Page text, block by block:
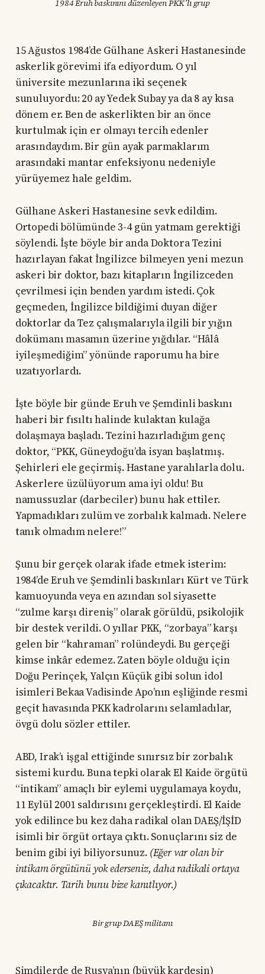
1984 Eruh baskınını düzenleyen PKK’lı grup
15 Ağustos 1984’de Gülhane Askeri Hastanesinde
askerlik görevimi ifa ediyordum. O yıl
üniversite mezunlarına iki seçenek
sunuluyordu: 20 ay Yedek Subay ya da 8 ay kısa
dönem er. Ben de askerlikten bir an önce
kurtulmak için er olmayı tercih edenler
arasındaydım. Bir gün ayak parmaklarım
arasındaki mantar enfeksiyonu nedeniyle
yürüyemez hale geldim.
Gülhane Askeri Hastanesine sevk edildim.
Ortopedi bölümünde 3-4 gün yatmam gerektiği
söylendi. İşte böyle bir anda Doktora Tezini
hazırlayan fakat İngilizce bilmeyen yeni mezun
askeri bir doktor, bazı kitapların İngilizceden
çevrilmesi için benden yardım istedi. Çok
geçmeden, İngilizce bildiğimi duyan diğer
doktorlar da Tez çalışmalarıyla ilgili bir yığın
dokümanı masamın üzerine yığdılar. “Hâlâ
iyileşmediğim” yönünde raporumu ha bire
uzatıyorlardı.
İşte böyle bir günde Eruh ve Şemdinli baskını
haberi bir fısıltı halinde kulaktan kulağa
dolaşmaya başladı. Tezini hazırladığım genç
doktor, “PKK, Güneydoğu’da isyan başlatmış.
Şehirleri ele geçirmiş. Hastane yaralılarla dolu.
Askerlere üzülüyorum ama iyi oldu! Bu
namussuzlar (darbeciler) bunu hak ettiler.
Yapmadıkları zulüm ve zorbalık kalmadı. Nelere
tanık olmadım nelere!”
Şunu bir gerçek olarak ifade etmek isterim:
1984’de Eruh ve Şemdinli baskınları Kürt ve Türk
kamuoyunda veya en azından sol siyasette
“zulme karşı direniş” olarak görüldü, psikolojik
bir destek verildi. O yıllar PKK, “zorbaya” karşı
gelen bir “kahraman” rolündeydi. Bu gerçeği
kimse inkâr edemez. Zaten böyle olduğu için
Doğu Perinçek, Yalçın Küçük gibi solun idol
isimleri Bekaa Vadisinde Apo’nın eşliğinde resmi
geçit havasında PKK kadrolarını selamladılar,
övgü dolu sözler ettiler.
ABD, Irak’ı işgal ettiğinde sınırsız bir zorbalık
sistemi kurdu. Buna tepki olarak El Kaide örgütü
“intikam” amaçlı bir eylemi uygulamaya koydu,
11 Eylül 2001 saldırısını gerçekleştirdi. El Kaide
yok edilince bu kez daha radikal olan DAEŞ/İŞİD
isimli bir örgüt ortaya çıktı. Sonuçlarını siz de
benim gibi iyi biliyorsunuz. (Eğer var olan bir
intikam örgütünü yok ederseniz, daha radikali ortaya
çıkacaktır. Tarih bunu bize kanıtlıyor.)
Bir grup DAEŞ militanı
Şimdilerde de Rusya’nın (büyük kardeşin)